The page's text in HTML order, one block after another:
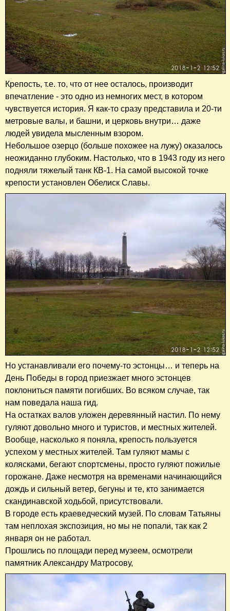
Крепость, т.е. то, что от нее осталось, производит
впечатление - это одно из немногих мест, в котором
чувствуется история. Я как-то сразу представила и 20-ти
метровые валы, и башни, и церковь внутри… даже
людей увидела мысленным взором.
Небольшое озерцо (больше похожее на лужу) оказалось
неожиданно глубоким. Настолько, что в 1943 году из него
подняли тяжелый танк КВ-1. На самой высокой точке
крепости установлен Обелиск Славы.
Но устанавливали его почему-то эстонцы… и теперь на
День Победы в город приезжает много эстонцев
поклониться памяти погибших. Во всяком случае, так
нам поведала наша гид.
На остатках валов уложен деревянный настил. По нему
гуляют довольно много и туристов, и местных жителей.
Вообще, насколько я поняла, крепость пользуется
успехом у местных жителей. Там гуляют мамы с
колясками, бегают спортсмены, просто гуляют пожилые
горожане. Даже несмотря на временами начинающийся
дождь и сильный ветер, бегуны и те, кто занимается
скандинавской ходьбой, присутствовали.
В городе есть краеведческий музей. По словам Татьяны
там неплохая экспозиция, но мы не попали, так как 2
января он не работал.
Прошлись по площади перед музеем, осмотрели
памятник Александру Матросову,